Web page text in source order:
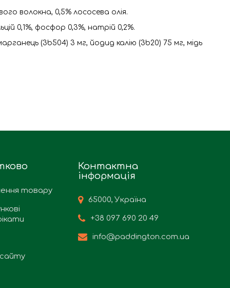
волокна, 0,5% лососева олія.
0,1%, фосфор 0,3%, натрій 0,2%.
(3b504) 3 мг, йодид калію (3b20) 75 мг, мідь
товару
Контактна
інформація
65000, Україна
+38 097 690 20 49
info@paddington.com.ua